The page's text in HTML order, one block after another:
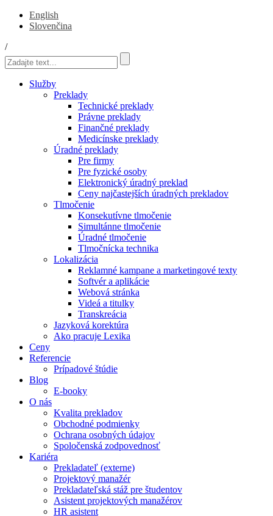
English
Slovenčina
/
Služby
Preklady
Technické preklady
Právne preklady
Finančné preklady
Medicínske preklady
Úradné preklady
Pre firmy
Pre fyzické osoby
Elektronický úradný preklad
Ceny najčastejších úradných prekladov
Tlmočenie
Konsekutívne tlmočenie
Simultánne tlmočenie
Úradné tlmočenie
Tlmočnícka technika
Lokalizácia
Reklamné kampane a marketingové texty
Softvér a aplikácie
Webová stránka
Videá a titulky
Transkreácia
Jazyková korektúra
Ako pracuje Lexika
Ceny
Referencie
Prípadové štúdie
Blog
E-booky
O nás
Kvalita prekladov
Obchodné podmienky
Ochrana osobných údajov
Spoločenská zodpovednosť
Kariéra
Prekladateľ (externe)
Projektový manažér
Prekladateľská stáž pre študentov
Asistent projektových manažérov
HR asistent